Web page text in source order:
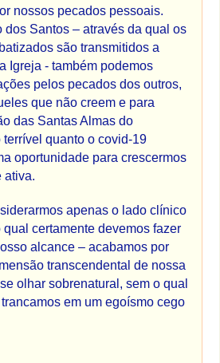
nossos pecados pessoais.
dos Santos – através da qual os
são transmitidos a
Igreja - também podemos
pelos pecados dos outros,
que não creem e para
das Santas Almas do
quanto o covid-19
oportunidade para crescermos
ativa.
apenas o lado clínico
certamente devemos fazer
alcance – acabamos por
transcendental de nossa
olhar sobrenatural, sem o qual
em um egoísmo cego